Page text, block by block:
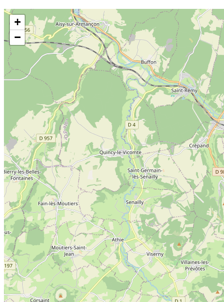
+
−